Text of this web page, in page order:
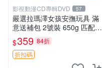
影視動漫CD專輯DVD 57
嚴選拉瑪澤女孩安撫玩具 滿
意送補包 2號裝 650g 匹配嬰
幼童舒壓好伴侶 女孩專用 安
心選擇 安撫玩偶 衝包 玩具
$359 84折
折扣碼